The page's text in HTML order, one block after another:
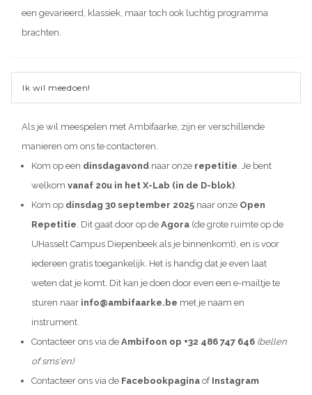
een gevarieerd, klassiek, maar toch ook luchtig programma
brachten.
Ik wil meedoen!
Als je wil meespelen met Ambifaarke, zijn er verschillende
manieren om ons te contacteren.
Kom op een dinsdagavond naar onze repetitie. Je bent
welkom vanaf 20u in het X-Lab (in de D-blok).
Kom op dinsdag 30 september 2025 naar onze Open
Repetitie. Dit gaat door op de Agora (de grote ruimte op de
UHasselt Campus Diepenbeek als je binnenkomt), en is voor
iedereen gratis toegankelijk. Het is handig dat je even laat
weten dat je komt. Dit kan je doen door even een e-mailtje te
sturen naar info@ambifaarke.be met je naam en
instrument.
Contacteer ons via de Ambifoon op +32 486 747 646 (bellen
of sms'en)
Contacteer ons via de Facebookpagina of Instagram